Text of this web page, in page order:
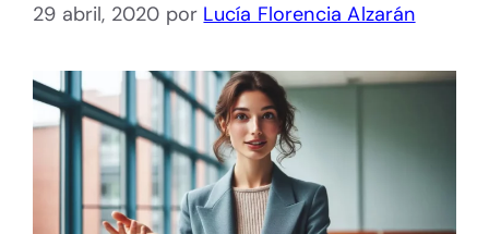
29 abril, 2020 por Lucía Florencia Alzarán